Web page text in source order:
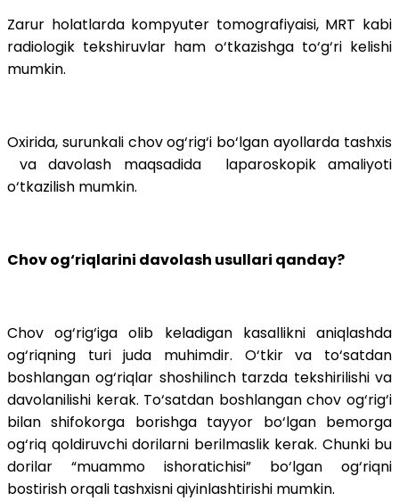
Zarur holatlarda kompyuter tomografiyaisi, MRT kabi
radiologik tekshiruvlar ham o‘tkazishga to‘g‘ri kelishi
mumkin.
Oxirida, surunkali chov og‘rig‘i bo‘lgan ayollarda tashxis
va davolash maqsadida laparoskopik amaliyoti
o‘tkazilish mumkin.
Chov og‘riqlarini davolash usullari qanday?
Chov og‘rig‘iga olib keladigan kasallikni aniqlashda
og‘riqning turi juda muhimdir. O‘tkir va to‘satdan
boshlangan og‘riqlar shoshilinch tarzda tekshirilishi va
davolanilishi kerak. To‘satdan boshlangan chov og‘rig‘i
bilan shifokorga borishga tayyor bo‘lgan bemorga
og‘riq qoldiruvchi dorilarni berilmaslik kerak. Chunki bu
dorilar “muammo ishoratichisi” bo‘lgan og‘riqni
bostirish orqali tashxisni qiyinlashtirishi mumkin.